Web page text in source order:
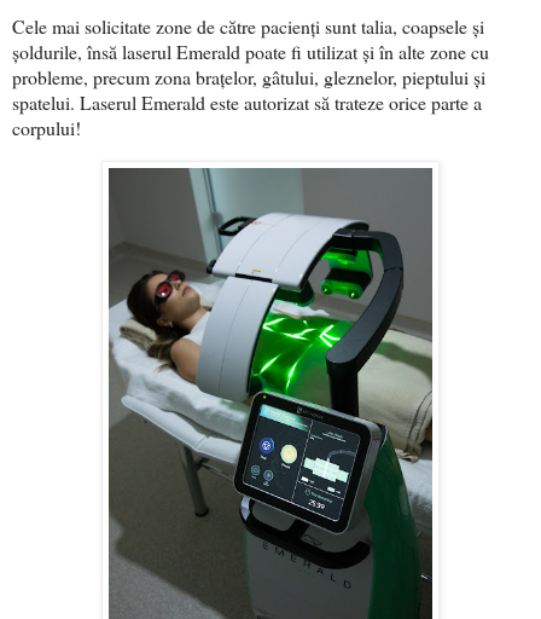
Cele mai solicitate zone de către pacienți sunt talia, coapsele și
șoldurile, însă laserul Emerald poate fi utilizat și în alte zone cu
probleme, precum zona brațelor, gâtului, gleznelor, pieptului și
spatelui. Laserul Emerald este autorizat să trateze orice parte a
corpului!